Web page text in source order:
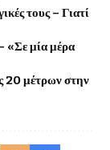
τους – Γιατί
«Σε μία μέρα
20 μέτρων στην